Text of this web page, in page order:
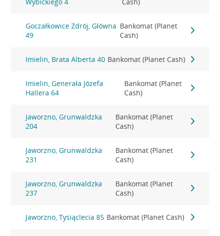
Goczałkowice Zdrój, Główna
49
Bankomat (Planet
Cash)
Imielin, Brata Alberta 40 Bankomat (Planet Cash)
Imielin, Generała Józefa
Hallera 64
Bankomat (Planet
Cash)
Jaworzno, Grunwaldzka
204
Bankomat (Planet
Cash)
Jaworzno, Grunwaldzka
231
Bankomat (Planet
Cash)
Jaworzno, Grunwaldzka
237
Bankomat (Planet
Cash)
Jaworzno, Tysiąclecia 85 Bankomat (Planet Cash)